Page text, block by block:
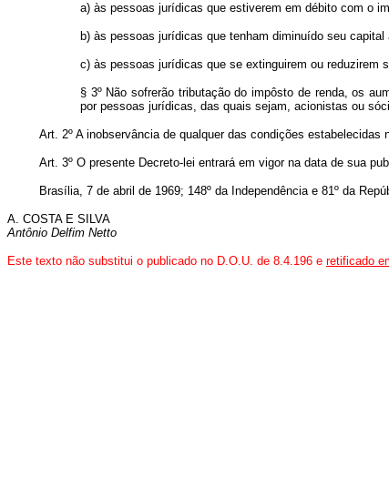
a) às pessoas jurídicas que estiverem em débito com o
b) às pessoas jurídicas que tenham diminuído seu
c) às pessoas jurídicas que se extinguirem ou reduzirem
§ 3º Não sofrerão tributação do impôsto de renda, os
por pessoas jurídicas, das quais sejam, acionistas ou
Art. 2º A inobservância de qualquer das condições
Art. 3º O presente Decreto-lei entrará em vigor na data de sua
Brasília, 7 de abril de 1969; 148º da Independência e 81º da
A. COSTA E SILVA
Antônio Delfim Netto
Este texto não substitui o publicado no D.O.U. de 8.4.196 e retificado